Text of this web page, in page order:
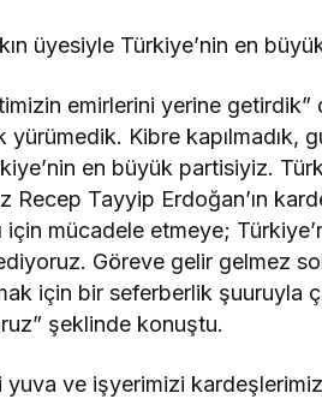
üyesiyle Türkiye’nin en
emirlerini yerine getirdik”
yürümedik. Kibre kapılmadık,
en büyük partisiyiz.
Recep Tayyip Erdoğan’ın
için mücadele etmeye;
Göreve gelir gelmez
için bir seferberlik şuuruyla
şeklinde konuştu.
yuva ve işyerimizi